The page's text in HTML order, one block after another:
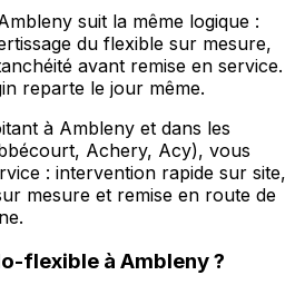
suit la même logique :
du flexible sur mesure,
avant remise en service.
reparte le jour même.
à Ambleny et dans les
Achery, Acy), vous
: intervention rapide sur site,
mesure et remise en route de
flexible à Ambleny?